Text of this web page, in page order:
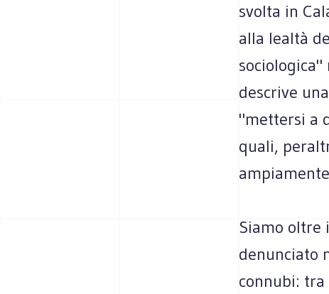
svolta in
alla lealtà
descrive
"mettersi a
quali,
Siamo oltre
denunciato
connubi: